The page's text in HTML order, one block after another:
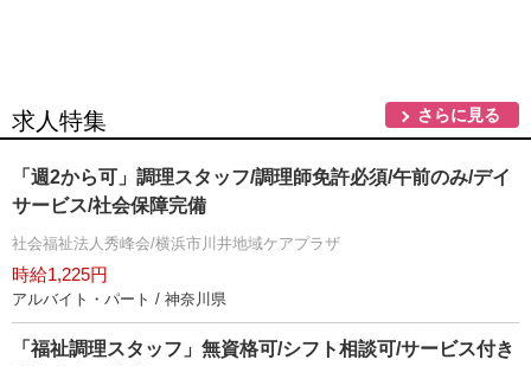
求人特集 さらに見る
「週2から可」調理スタッフ/調理師免許必須/午前のみ/デイ
サービス/社会保障完備
社会福祉法人秀峰会/横浜市川井地域ケアプラザ
時給1,225円
アルバイト・パート / 神奈川県
「福祉調理スタッフ」無資格可/シフト相談可/サービス付き